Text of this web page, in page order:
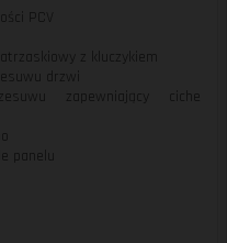
PCV
z kluczykiem
drzwi
zapewniający ciche
panelu